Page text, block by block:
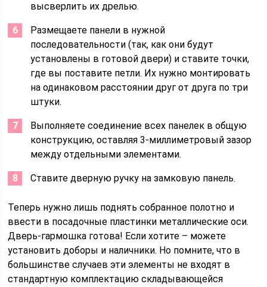
высверлить их дрелью.
Размещаете панели в нужной
последовательности (так, как они будут
установлены в готовой двери) и ставите точки,
где вы поставите петли. Их нужно монтировать
на одинаковом расстоянии друг от друга по три
штуки.
Выполняете соединение всех панелек в общую
конструкцию, оставляя 3-миллиметровый зазор
между отдельными элементами.
Ставите дверную ручку на замковую панель.
Теперь нужно лишь поднять собранное полотно и
ввести в посадочные пластинки металлические оси.
Дверь-гармошка готова! Если хотите – можете
установить доборы и наличники. Но помните, что в
большинстве случаев эти элементы не входят в
стандартную комплектацию складывающейся